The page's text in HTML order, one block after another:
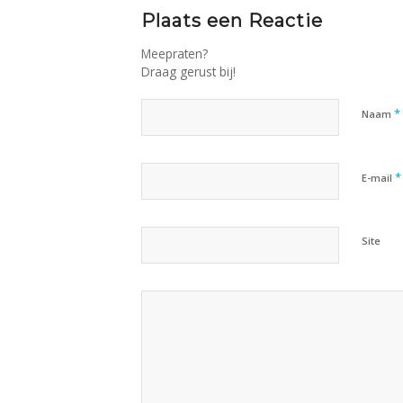
Plaats een Reactie
Meepraten?
Draag gerust bij!
Naam *
E-mail *
Site